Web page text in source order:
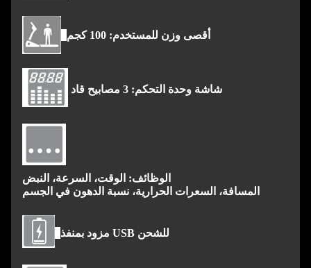
أقصى وزن للمستخدم: 100 كجم
شاشة وحدة التحكم: 3 مصابيح قاد
الوظائف: الوقت، السرعة، النبض
المسافة، السعرات الحرارية، نسبة الدهون في الجسم
مزود بمنفذ USB للشحن